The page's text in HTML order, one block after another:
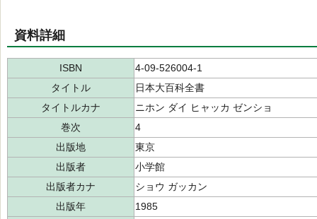
資料詳細
ISBN
4-09-526004-1
タイトル
日本大百科全書
タイトルカナ
ニホン ダイ ヒャッカ ゼンショ
巻次
4
出版地
東京
出版者
小学館
出版者カナ
ショウ ガッカン
出版年
1985